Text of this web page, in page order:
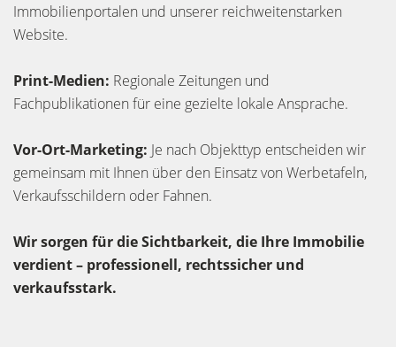
Immobilienportalen und unserer reichweitenstarken
Website.
Print-Medien: Regionale Zeitungen und
Fachpublikationen für eine gezielte lokale Ansprache.
Vor-Ort-Marketing: Je nach Objekttyp entscheiden wir
gemeinsam mit Ihnen über den Einsatz von Werbetafeln,
Verkaufsschildern oder Fahnen.
Wir sorgen für die Sichtbarkeit, die Ihre Immobilie
verdient – professionell, rechtssicher und
verkaufsstark.